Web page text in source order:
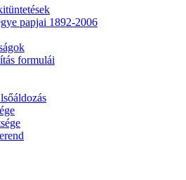
papjai 1892-2006
formulái